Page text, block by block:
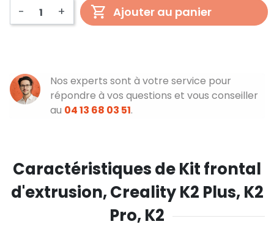
- + Ajouter au panier
Nos experts sont à votre service pour
répondre à vos questions et vous conseiller
au 04 13 68 03 51.
Caractéristiques de Kit frontal
d'extrusion, Creality K2 Plus, K2
Pro, K2